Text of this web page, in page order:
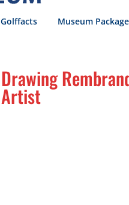
Golffacts Museum
Drawing
Artist